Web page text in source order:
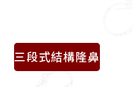
三段式結構隆鼻